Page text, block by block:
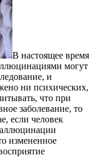
В настоящее время
могут
и
ни психических,
что при
заболевание, то
если человек
измененное